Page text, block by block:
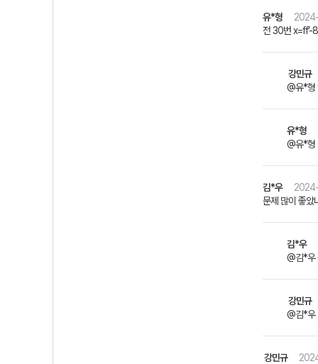
유*형
전 30번 x=ff’-
강민규
@유*형
유*형
@유*형
김*우
문제 많이 좋았
김*우
@김*우
강민규
@김*우
강민규